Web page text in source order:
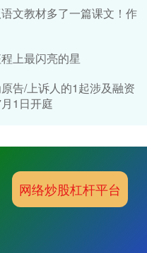
文教材多了一篇课文！作
上最闪亮的星
告/上诉人的1起涉及融资
1日开庭
网络炒股杠杆平台